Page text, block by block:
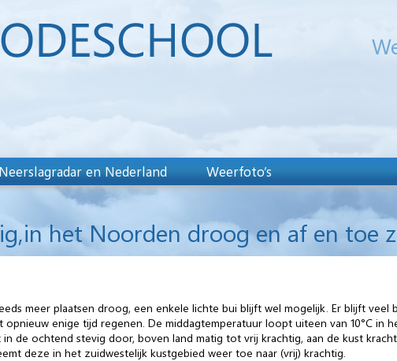
Neerslagradar en Nederland Weerfoto’s
het Noorden droog en af en toe
meer plaatsen droog, een enkele lichte bui blijft wel mogelijk. Er blijft veel
enige tijd regenen. De middagtemperatuur loopt uiteen van 10°C in
de ochtend stevig door, boven land matig tot vrij krachtig, aan de kust
deze in het zuidwestelijk kustgebied weer toe naar (vrij) krachtig.